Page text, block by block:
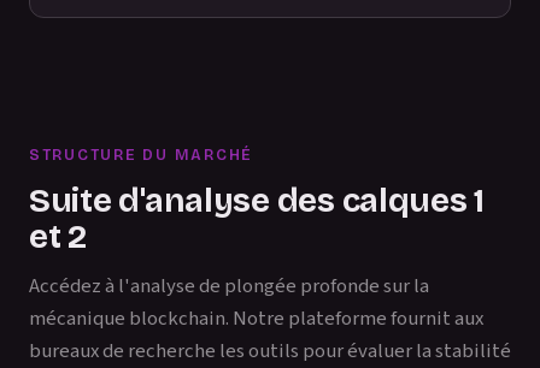
STRUCTURE DU MARCHÉ
Suite d'analyse des calques 1
et 2
Accédez à l'analyse de plongée profonde sur la
mécanique blockchain. Notre plateforme fournit aux
bureaux de recherche les outils pour évaluer la stabilité